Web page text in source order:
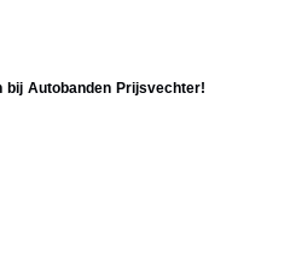
bij Autobanden Prijsvechter!